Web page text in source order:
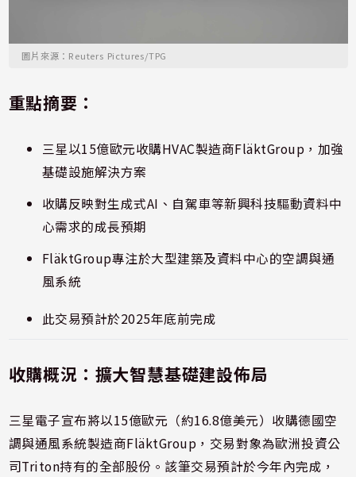
圖片來源：Reuters Pictures/TPG
重點摘要：
三星以15億歐元收購HVAC製造商FläktGroup，加強
基礎設施解決方案
收購反映對生成式AI、自駕車等新興科技驅動資料中
心需求的成長預期
FläktGroup專注於大型建築及資料中心的空調與通
風系統
此交易預計於2025年底前完成
收購概況：擴大智慧基礎建設佈局
三星電子宣布將以15億歐元（約16.8億美元）收購德國空
調與通風系統製造商FläktGroup，交易對象為歐洲投資公
司Triton持有的全部股份。該筆交易預計於今年內完成，